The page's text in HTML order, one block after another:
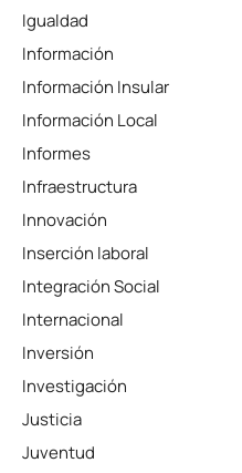
Igualdad
Información
Información Insular
Información Local
Informes
Infraestructura
Innovación
Inserción laboral
Integración Social
Internacional
Inversión
Investigación
Justicia
Juventud